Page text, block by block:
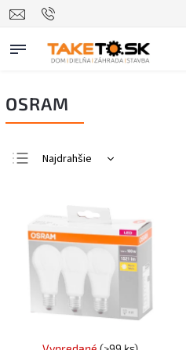
OSRAM
Najdrahšie
Najpredávanejšie
Abecedne